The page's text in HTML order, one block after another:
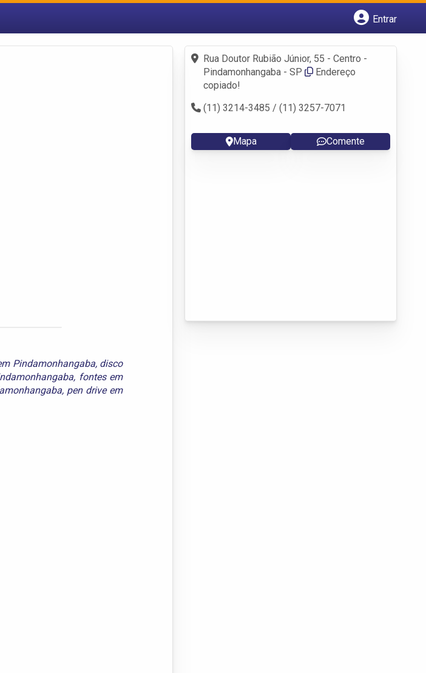
Entrar
Fazer login
Criar conta
Pindamonhangaba, disco
, fontes em
, pen drive em
Rua Doutor Rubião Júnior, 55 - Centro -
Pindamonhangaba - SP
Endereço
copiado!
(11) 3214-3485 / (11) 3257-7071
Mapa Comente